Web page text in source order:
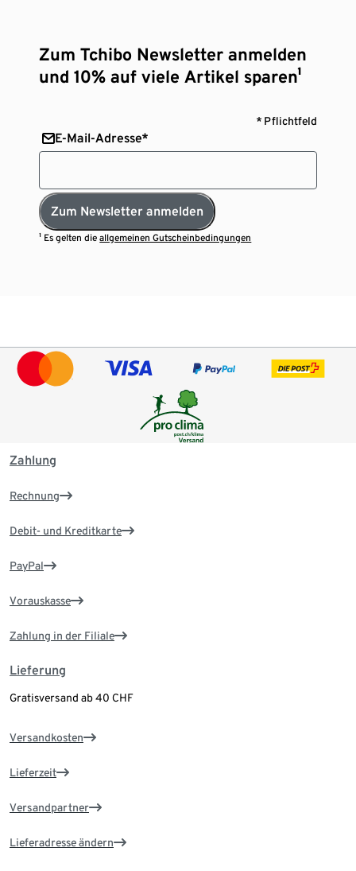
Zum Tchibo Newsletter anmelden
und 10% auf viele Artikel sparen¹
* Pflichtfeld
E-Mail-Adresse*
Zum Newsletter anmelden
¹ Es gelten dieallgemeinen Gutscheinbedingungen
Zahlung
Rechnung
Debit- und Kreditkarte
PayPal
Vorauskasse
Zahlung in der Filiale
Lieferung
Gratisversand ab 40 CHF
Versandkosten
Lieferzeit
Versandpartner
Lieferadresse ändern